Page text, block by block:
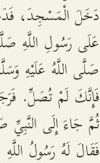
دَخَلَ الْمَسْجِدَ،
عَلَى رَسُولِ اللَّهِ
صَلَّى اللَّهُ عَلَيْهِ
فَإِنَّكَ لَمْ تُصَلِّ.
ثُمَّ جَاءَ إِلَى النَّبِيِّ
فَقَالَ لَهُ رَسُولُ